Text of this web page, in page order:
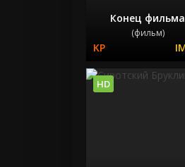
Конец фильма
(фильм)
HD